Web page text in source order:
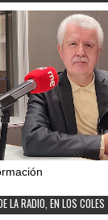
LA RADIO, EN LOS COLES